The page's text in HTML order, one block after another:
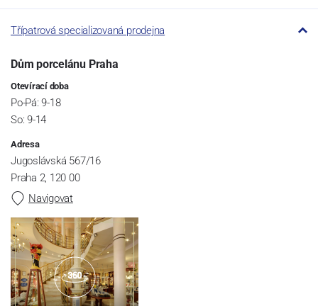
Třípatrová specializovaná prodejna
Dům porcelánu Praha
Otevírací doba
Po-Pá: 9-18
So: 9-14
Adresa
Jugoslávská 567/16
Praha 2, 120 00
Navigovat